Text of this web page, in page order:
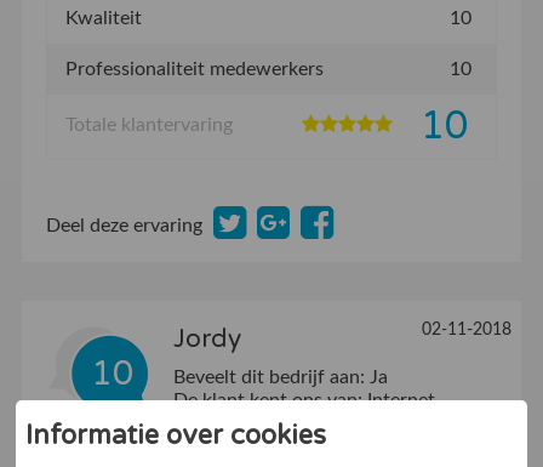
Kwaliteit 10
Professionaliteit medewerkers 10
Totale klantervaring 10
Deel deze ervaring
10
Jordy 02-11-2018
Beveelt dit bedrijf aan: Ja
De klant kent ons van: Internet
Informatie over cookies